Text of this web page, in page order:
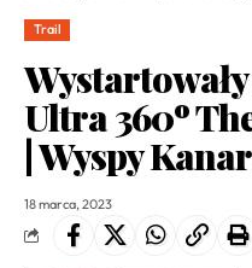
Trail
Ultra 360º
| Wyspy
18 marca, 2023